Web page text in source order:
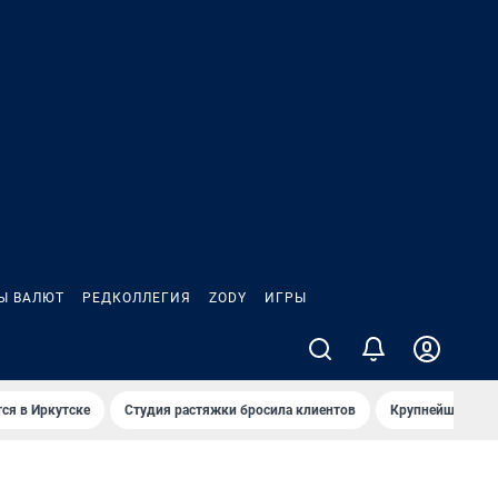
ВАЛЮТ РЕДКОЛЛЕГИЯ ZODY ИГРЫ
в Иркутске Студия растяжки бросила клиентов Крупнейшие